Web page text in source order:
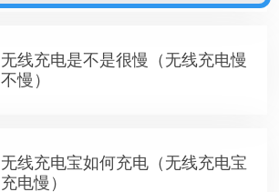
无线充电是不是很慢（无线充电慢
不慢）
无线充电宝如何充电（无线充电宝
充电慢）